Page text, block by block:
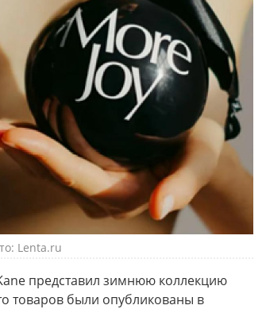
Lenta.ru
представил зимнюю коллекцию
товаров были опубликованы в